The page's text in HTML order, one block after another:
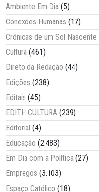
Ambiente Em Dia (5)
Conexões Humanas (17)
Crônicas de um Sol Nascente
Cultura (461)
Direto da Redação (44)
Edições (238)
Editais (45)
EDITH CULTURA (239)
Editorial (4)
Educação (2.483)
Em Dia com a Política (27)
Empregos (3.103)
Espaço Católico (18)